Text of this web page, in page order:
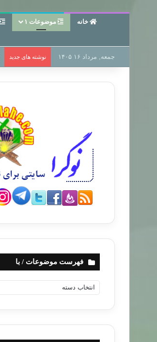
خانه موضوعات ۱
جمعه, مرداد ۱۶ ۱۴۰۵ نوشته های جدید
فهرست موضوعات / با
ه
ت